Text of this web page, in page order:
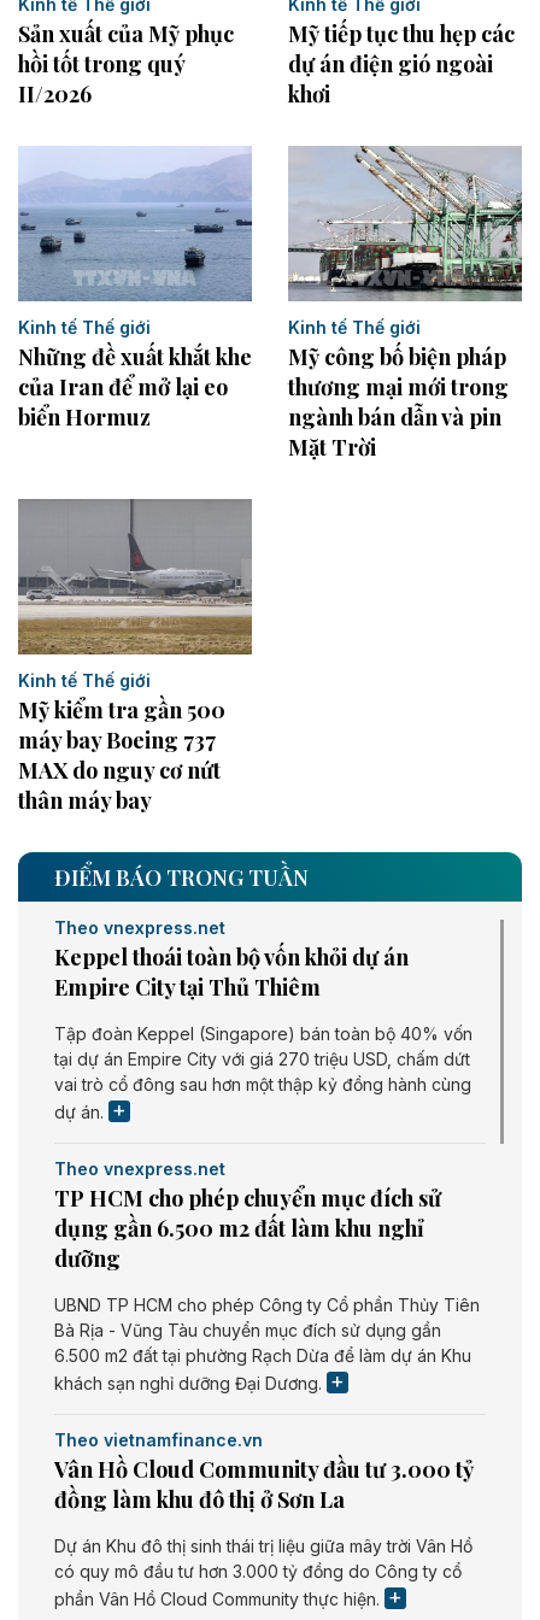
Sản xuất của Mỹ phục
hồi tốt trong quý
II/2026
Mỹ tiếp tục thu hẹp các
dự án điện gió ngoài
khơi
Kinh tế Thế giới
Những đề xuất khắt khe
của Iran để mở lại eo
biển Hormuz
Kinh tế Thế giới
Mỹ công bố biện pháp
thương mại mới trong
ngành bán dẫn và pin
Mặt Trời
Kinh tế Thế giới
Mỹ kiểm tra gần 500
máy bay Boeing 737
MAX do nguy cơ nứt
thân máy bay
ĐIỂM BÁO TRONG TUẦN
Theo vnexpress.net
Keppel thoái toàn bộ vốn khỏi dự án
Empire City tại Thủ Thiêm
Tập đoàn Keppel (Singapore) bán toàn bộ 40% vốn
tại dự án Empire City với giá 270 triệu USD, chấm dứt
vai trò cổ đông sau hơn một thập kỷ đồng hành cùng
dự án.
Theo vnexpress.net
TP HCM cho phép chuyển mục đích sử
dụng gần 6.500 m2 đất làm khu nghỉ
dưỡng
UBND TP HCM cho phép Công ty Cổ phần Thủy Tiên
Bà Rịa - Vũng Tàu chuyển mục đích sử dụng gần
6.500 m2 đất tại phường Rạch Dừa để làm dự án Khu
khách sạn nghỉ dưỡng Đại Dương.
Theo vietnamfinance.vn
Vân Hồ Cloud Community đầu tư 3.000 tỷ
đồng làm khu đô thị ở Sơn La
Dự án Khu đô thị sinh thái trị liệu giữa mây trời Vân Hồ
có quy mô đầu tư hơn 3.000 tỷ đồng do Công ty cổ
phần Vân Hồ Cloud Community thực hiện.